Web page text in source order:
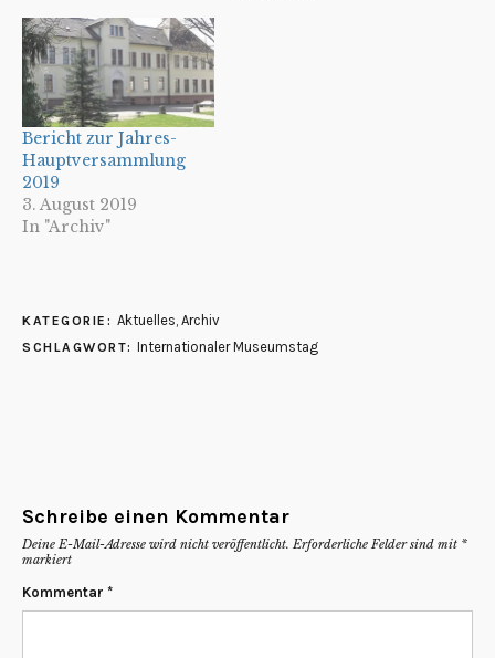
Jahr lautet es: „Museen
in der
Kulturlandschaft“.
Museen sind
Knotenpunkte in einem
weit verzweigten
Kulturnetz, das unsere
Städte und Regionen
prägt. Ihre
Sammlungen und
Bericht zur Jahres-
Hauptversammlung
2019
3. August 2019
In "Archiv"
KATEGORIE: Aktuelles, Archiv
SCHLAGWORT: Internationaler Museumstag
Schreibe einen Kommentar
Deine E-Mail-Adresse wird nicht veröffentlicht. Erforderliche Felder sind mit *
markiert
Kommentar *